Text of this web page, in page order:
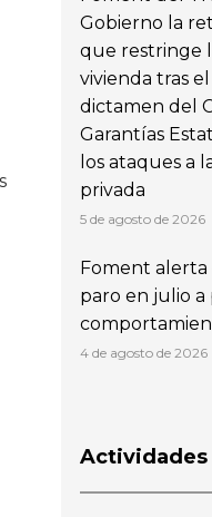
Gobierno la
que restringe
vivienda tras
dictamen del
Garantías
los ataques a
privada
5 de agosto de 2026
Foment
paro en julio
4 de agosto de 2026
Actividades